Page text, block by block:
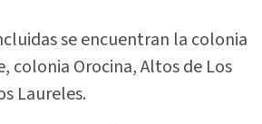
se encuentran la colonia
colonia Orocina, Altos de Los
Laureles.